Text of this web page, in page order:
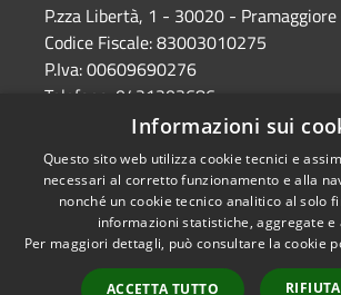
P.zza Libertà, 1 - 30020 - Pramaggiore
Codice Fiscale:83003010275
P.Iva:00609690276
Telefono: 0421203686
Pec:
Accessibilità
Copyright
Informazioni sui
Questo sito web utilizza cookie tecnici e
necessari al corretto funzionamento e alla
nonché un cookie tecnico analitico al solo
informazioni statistiche, aggregate e
Per maggiori dettagli, può consultare la cookie
ACCETTA TUTTO